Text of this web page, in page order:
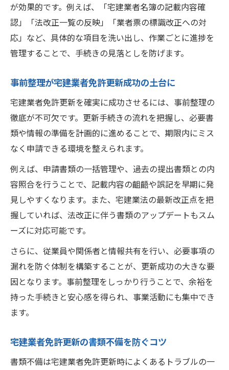
が効果的です。例えば、「宅建業者名簿の記載内容確
認」「法改正一覧の反映」「業者票の標識改正への対
応」など、具体的な項目を洗い出し、作業ごとに進捗を
管理することで、手続きの見落としを防げます。
事前整理が宅建業者免許更新成功の土台に
宅建業者免許更新を確実に成功させるには、事前整理の
徹底が不可欠です。更新手続きの流れを把握し、必要書
類や情報の準備を計画的に進めることで、期限内にミス
なく申請できる環境を整えられます。
例えば、申請書類の一括管理や、過去の提出書類との内
容照合を行うことで、記載内容の齟齬や誤記を早期に発
見しやすくなります。また、宅建業法の最新改正点を把
握していれば、法改正に伴う書類のアップデートもスム
ーズに対応可能です。
さらに、従業員や関係者と情報共有を行い、必要事項の
漏れを防ぐ体制を構築することが、更新成功の大きな要
因となります。事前整理をしっかり行うことで、余裕を
持った手続きと安心感を得られ、事業活動にも集中でき
ます。
宅建業者免許更新の書類不備を防ぐコツ
書類不備は宅建業者免許更新時によくあるトラブルの一